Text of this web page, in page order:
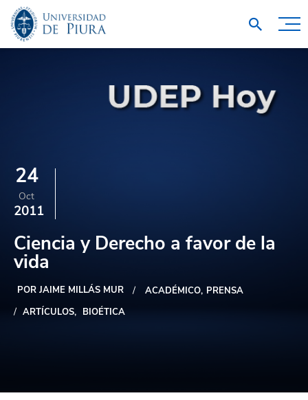
24
Oct
2011
Ciencia y Derecho a favor de la
vida
POR JAIME MILLÁS MUR ACADÉMICO PRENSA
ARTÍCULOS
BIOÉTICA